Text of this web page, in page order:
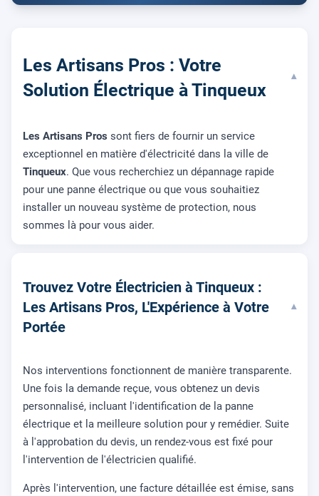
Les Artisans Pros : Votre
Solution Électrique à Tinqueux
▾
Les Artisans Pros sont fiers de fournir un service
exceptionnel en matière d'électricité dans la ville de
Tinqueux. Que vous recherchiez un dépannage rapide
pour une panne électrique ou que vous souhaitiez
installer un nouveau système de protection, nous
sommes là pour vous aider.
Trouvez Votre Électricien à Tinqueux :
Les Artisans Pros, L'Expérience à Votre
Portée
▾
Nos interventions fonctionnent de manière transparente.
Une fois la demande reçue, vous obtenez un devis
personnalisé, incluant l'identification de la panne
électrique et la meilleure solution pour y remédier. Suite
à l'approbation du devis, un rendez-vous est fixé pour
l'intervention de l'électricien qualifié.
Après l'intervention, une facture détaillée est émise, sans